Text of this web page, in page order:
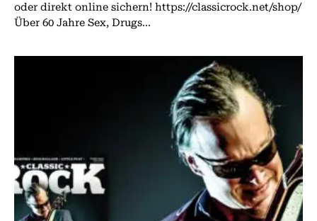
oder direkt online sichern! https://classicrock.net/shop/
Über 60 Jahre Sex, Drugs...